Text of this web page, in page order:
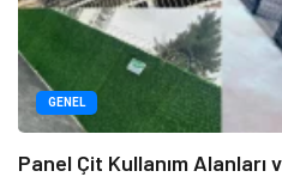
GENEL
Panel Çit Kullanım Alanları